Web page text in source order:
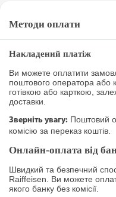
Методи оплати
Накладений платіж
Ви можете оплатити
поштового оператора або
готівкою або карткою,
доставки.
Зверніть увагу: Поштовий
комісію за переказ коштів.
Онлайн-оплата від
Швидкий та безпечний
Raiffeisen. Ви можете
якого банку без комісії.